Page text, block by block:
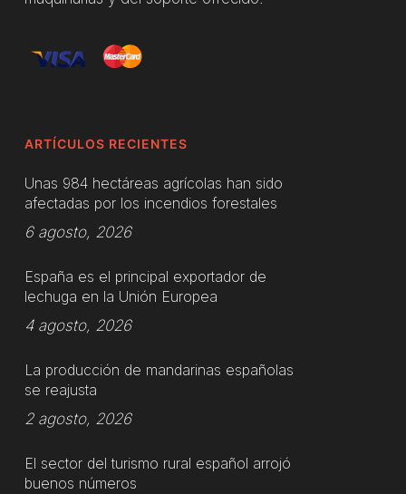
ARTÍCULOS RECIENTES
Unas 984 hectáreas agrícolas han sido
afectadas por los incendios forestales
6 agosto, 2026
España es el principal exportador de
lechuga en la Unión Europea
4 agosto, 2026
La producción de mandarinas españolas
se reajusta
2 agosto, 2026
El sector del turismo rural español arrojó
buenos números